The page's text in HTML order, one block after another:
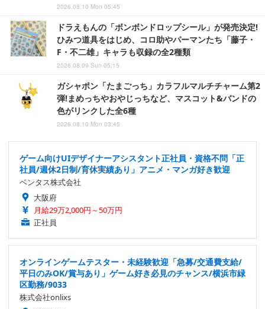
2026.08.10 Mon 05:45
ドラえもんの「ボンボンドロップシール」が発売決定!
ひみつ道具をはじめ、コロ助やパーマンたち「藤子・
F・不二雄」キャラも収録の全2種類
2026.08.09 Sun 05:15
ガシャポン「たまごっち」カラフルマルチチャーム第2
弾!まめっちやおやじっちなど、マスコット&バンドの
色がリンクした全6種
2026.08.10 Mon 03:45
ゲーム向けUIデザイナーアシスタント正社員・資格不問「正
社員/週休2日制/育休実績あり」アニメ・マンガ好き歓迎
ベンタス株式会社
大阪府
月給29万2,000円～50万円
正社員
オンラインゲームテスター・未経験歓迎「急募/交通費支給/
平日のみOK/賞与あり」ゲーム好き必見のチャンス/横浜市緑
区勤務/9033
株式会社onlixs